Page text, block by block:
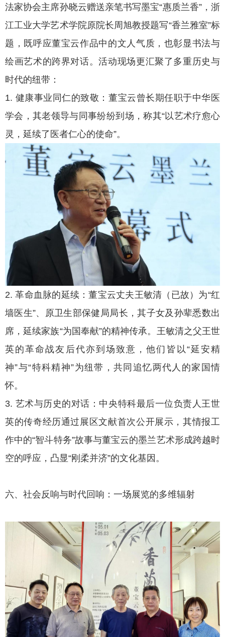
法家协会主席孙晓云赠送亲笔书写墨宝“惠质兰香”，浙
江工业大学艺术学院原院长周旭教授题写“香兰雅室”标
题，既呼应董宝云作品中的文人气质，也彰显书法与
绘画艺术的跨界对话。活动现场更汇聚了多重历史与
时代的纽带：
1. 健康事业同仁的致敬：董宝云曾长期任职于中华医
学会，其老领导与同事纷纷到场，称其“以艺术疗愈心
灵，延续了医者仁心的使命”。
2. 革命血脉的延续：董宝云丈夫王敏清（已故）为“红
墙医生”、原卫生部保健局局长，其子女及孙辈悉数出
席，延续家族“为国奉献”的精神传承。王敏清之父王世
英的革命战友后代亦到场致意，他们皆以“延安精
神”与“特科精神”为纽带，共同追忆两代人的家国情
怀。
3. 艺术与历史的对话：中央特科最后一位负责人王世
英的传奇经历通过展区文献首次公开展示，其情报工
作中的“智斗特务”故事与董宝云的墨兰艺术形成跨越时
空的呼应，凸显“刚柔并济”的文化基因。
六、社会反响与时代回响：一场展览的多维辐射